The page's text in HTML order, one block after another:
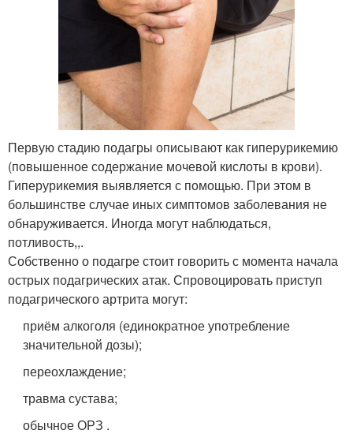
Первую стадию подагры описывают как гиперурикемию
(повышенное содержание мочевой кислоты в крови).
Гиперурикемия выявляется с помощью. При этом в
большинстве случае иных симптомов заболевания не
обнаруживается. Иногда могут наблюдаться,
потливость,,.
Собственно о подагре стоит говорить с момента начала
острых подагрических атак. Спровоцировать приступ
подагрического артрита могут:
приём алкоголя (единократное употребление
значительной дозы);
переохлаждение;
травма сустава;
обычное ОРЗ .